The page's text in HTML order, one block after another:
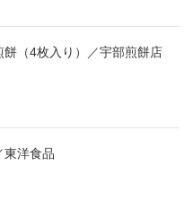
餅（4枚入り）／宇部煎餅店
東洋食品